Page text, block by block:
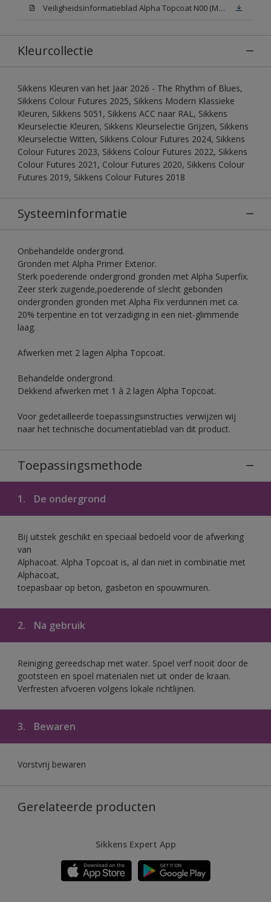
Veiligheidsinformatieblad Alpha Topcoat N00 (MSDS)
Kleurcollectie
Sikkens Kleuren van het Jaar 2026 - The Rhythm of Blues,
Sikkens Colour Futures 2025, Sikkens Modern Klassieke
Kleuren, Sikkens 5051, Sikkens ACC naar RAL, Sikkens
Kleurselectie Kleuren, Sikkens Kleurselectie Grijzen, Sikkens
Kleurselectie Witten, Sikkens Colour Futures 2024, Sikkens
Colour Futures 2023, Sikkens Colour Futures 2022, Sikkens
Colour Futures 2021, Colour Futures 2020, Sikkens Colour
Futures 2019, Sikkens Colour Futures 2018
Systeeminformatie
Onbehandelde ondergrond.
Gronden met Alpha Primer Exterior.
Sterk poederende ondergrond gronden met Alpha Superfix.
Zeer sterk zuigende,poederende of slecht gebonden
ondergronden gronden met Alpha Fix verdunnen met ca.
20% terpentine en tot verzadiging in een niet-glimmende
laag.
Afwerken met 2 lagen Alpha Topcoat.
Behandelde ondergrond.
Dekkend afwerken met 1 à 2 lagen Alpha Topcoat.
Voor gedetailleerde toepassingsinstructies verwijzen wij
naar het technische documentatieblad van dit product.
Toepassingsmethode
1. De ondergrond
Bij uitstek geschikt en speciaal bedoeld voor de afwerking
van
Alphacoat. Alpha Topcoat is, al dan niet in combinatie met
Alphacoat,
toepasbaar op beton, gasbeton en spouwmuren.
2. Na gebruik
Reiniging gereedschap met water. Spoel verf nooit door de
gootsteen en spoel materialen niet uit onder de kraan.
Verfresten afvoeren volgens lokale richtlijnen.
3. Bewaren
Vorstvrij bewaren
Gerelateerde producten
Sikkens Expert App